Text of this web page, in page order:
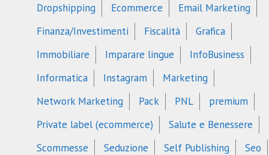
Dropshipping
Ecommerce
Email Marketing
Finanza/Investimenti
Fiscalità
Grafica
Immobiliare
Imparare lingue
InfoBusiness
Informatica
Instagram
Marketing
Network Marketing
Pack PNL
premium
Private label (ecommerce)
Salute e Benessere
Scommesse
Seduzione Self Publishing
Seo